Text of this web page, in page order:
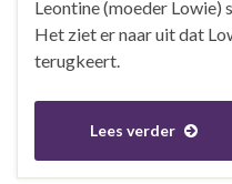
Leontine (moeder Lowie)
Het ziet er naar uit dat
terugkeert.
Lees verder